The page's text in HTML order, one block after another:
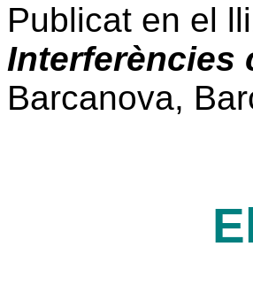
Publicat en el
Interferències
Barcanova,